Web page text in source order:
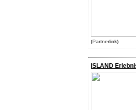
(Partnerlink)
ISLAND